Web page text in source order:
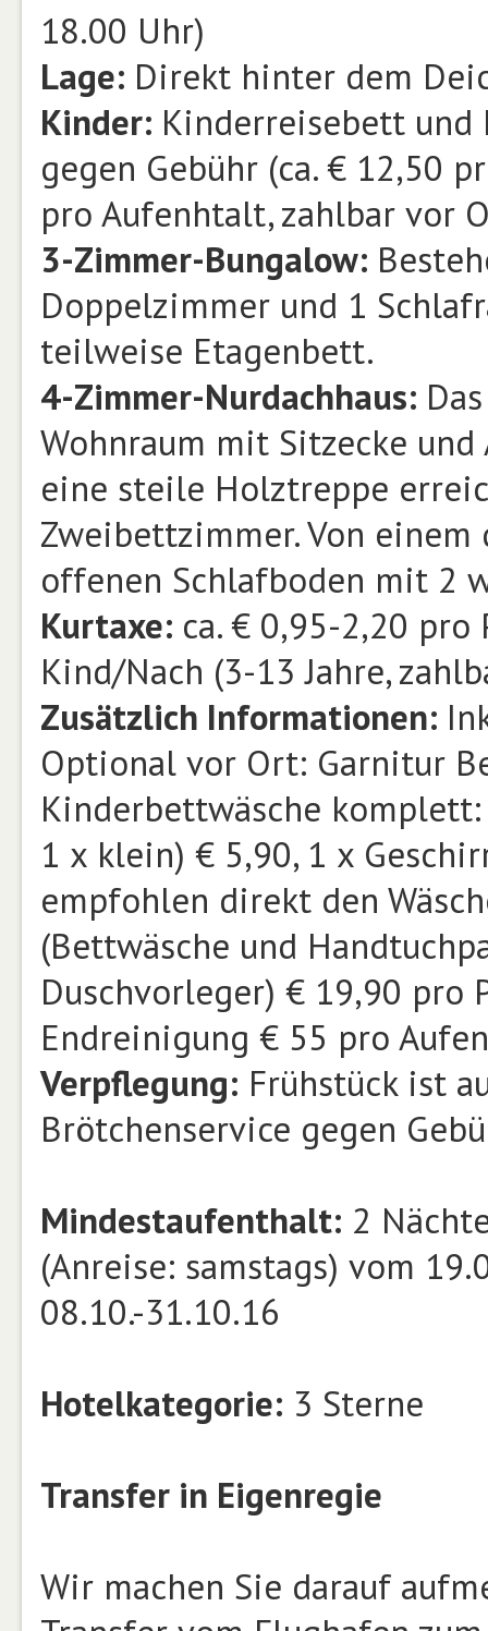
18.00 Uhr)
Lage: Direkt hinter dem
Kinder: Kinderreisebett und
gegen Gebühr (ca. € 12,50
pro Aufenhtalt, zahlbar vor
3-Zimmer-Bungalow:
Doppelzimmer und 1
teilweise Etagenbett.
4-Zimmer-Nurdachhaus:
Wohnraum mit Sitzecke
eine steile Holztreppe
Zweibettzimmer. Von
offenen Schlafboden mit 2
Kurtaxe: ca. € 0,95-2,20 pro
Kind/Nach (3-13 Jahre,
Zusätzlich Informationen:
Optional vor Ort: Garnitur
Kinderbettwäsche
1 x klein) € 5,90, 1 x
empfohlen direkt den
(Bettwäsche und
Duschvorleger) € 19,90 pro
Endreinigung € 55 pro
Verpflegung: Frühstück ist
Brötchenservice gegen
Mindestaufenthalt: 2
(Anreise: samstags) vom
08.10.-31.10.16
Hotelkategorie: 3 Sterne
Transfer in Eigenregie
Wir machen Sie darauf